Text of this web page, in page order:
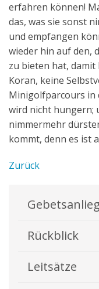
erfahren können!
das, was sie sonst
und empfangen
wieder hin auf den,
zu bieten hat,
Koran, keine
Minigolfparcours in
wird nicht hungern;
nimmermehr
kommt, denn es ist
Zurück
Rückblick
Leitsätze